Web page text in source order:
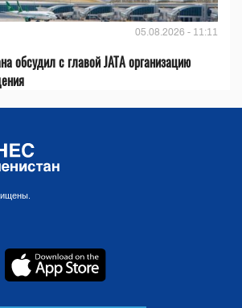
05.08.2026 - 11:11
обсудил с главой JATA организацию